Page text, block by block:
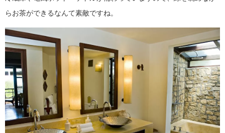
らお茶ができるなんて素敵ですね。